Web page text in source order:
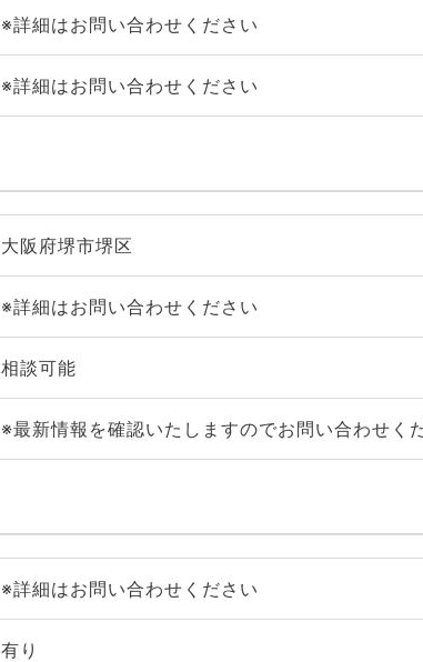
※詳細はお問い合わせください
※詳細はお問い合わせください
大阪府堺市堺区
※詳細はお問い合わせください
相談可能
※最新情報を確認いたしますのでお問い合わせく
※詳細はお問い合わせください
有り